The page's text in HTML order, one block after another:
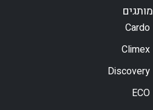
מותגים
Cardo
Climex
Discovery
ECO